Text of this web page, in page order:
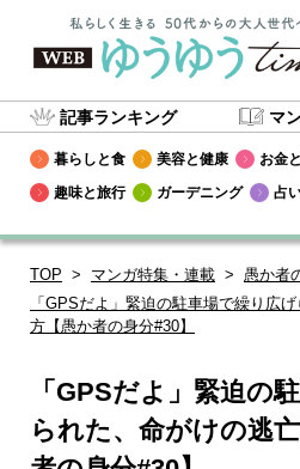
記事ランキング マ
暮らしと食 美容と健康 お金
趣味と旅行
ガーデニング 占
TOP マンガ特集・連載
愚か者
「GPSだよ」緊迫の駐車場で繰り広
方【愚か者の身分#30】
「GPSだよ」緊迫の
られた、命がけの逃